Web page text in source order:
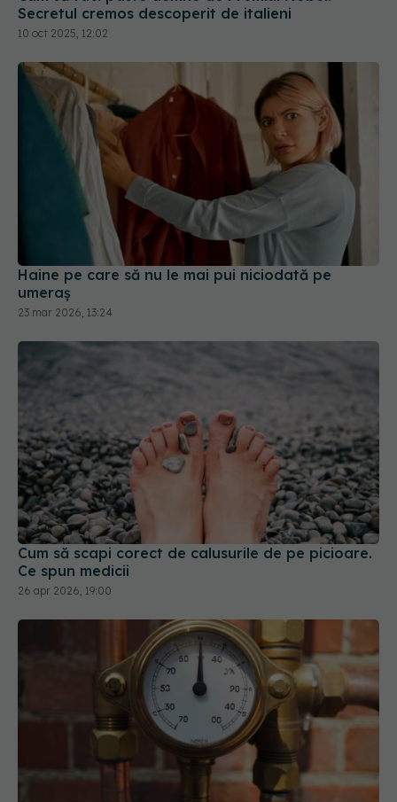
Secretul cremos descoperit de italieni
10 oct 2025, 12:02
Haine pe care să nu le mai pui niciodată pe
umeraș
23 mar 2026, 13:24
Cum să scapi corect de calusurile de pe picioare.
Ce spun medicii
26 apr 2026, 19:00